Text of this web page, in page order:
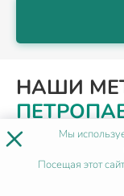
НАШИ
× Мы
Посещая этот